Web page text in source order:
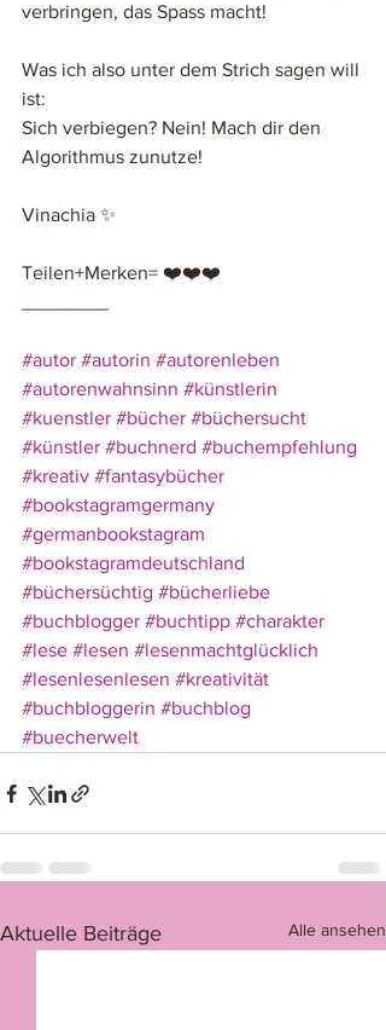
verbringen, das Spass macht!
Was ich also unter dem Strich sagen will
ist:
Sich verbiegen? Nein! Mach dir den
Algorithmus zunutze!
Vinachia ✨
Teilen+Merken= ❤️❤️❤️
#autor #autorin #autorenleben
#autorenwahnsinn #künstlerin
#kuenstler #bücher #büchersucht
#künstler #buchnerd #buchempfehlung
#kreativ #fantasybücher
#bookstagramgermany
#germanbookstagram
#bookstagramdeutschland
#büchersüchtig #bücherliebe
#buchblogger #buchtipp #charakter
#lese #lesen #lesenmachtglücklich
#lesenlesenlesen #kreativität
#buchbloggerin #buchblog
#buecherwelt
Aktuelle Beiträge Alle ansehen